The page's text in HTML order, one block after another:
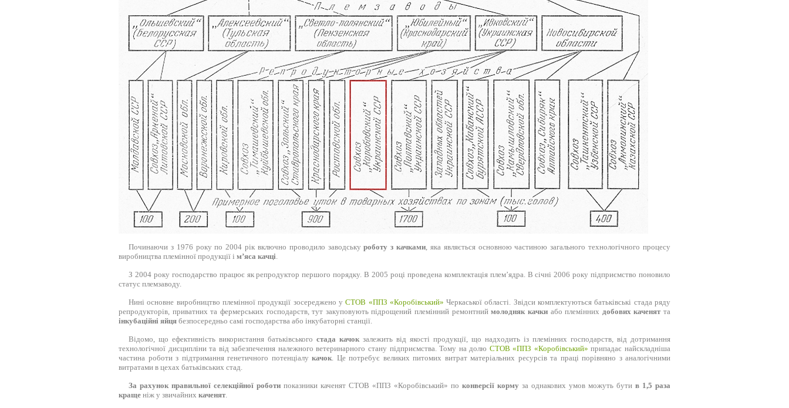
Починаючи з 1976 року по 2004 рік включно проводило заводськуроботу з качками, яка являється основною частиною загального технологічного процесу
виробництва племінної продукції і м’яса качці.
З 2004 року господарство працює як репродуктор першого порядку. В 2005 році проведена комплектація плем’ядра. В січні 2006 року підприємство поновило
статус племзаводу.
Нині основне виробництво племінної продукції зосереджено уСТОВ «ППЗ «Коробівський» Черкаської області. Звідси комплектуються батьківські стада ряду
репродукторів, приватних та фермерських господарств, тут закуповують підрощений племінний ремонтниймолодняк качкиабо племінних добових каченятта
інкубаційні яйця безпосередньо самі господарства або інкубаторні станції.
Відомо, що ефективність використання батьківського стада качокзалежить від якості продукції, що надходить із племінних господарств, від дотримання
технологічної дисципліни та від забезпечення належного ветеринарного стану підприємства. Тому на долю СТОВ «ППЗ «Коробівський» припадає найскладніша
частина роботи з підтримання генетичного потенціалу качок. Це потребує великих питомих витрат матеріальних ресурсів та праці порівняно з аналогічними
витратами в цехах батьківських стад.
За рахунок правильної селекційної роботи показники каченят СТОВ «ППЗ «Коробівський» по конверсії корму за однакових умов можуть бути в 1,5 раза
краще ніж у звичайних каченят.